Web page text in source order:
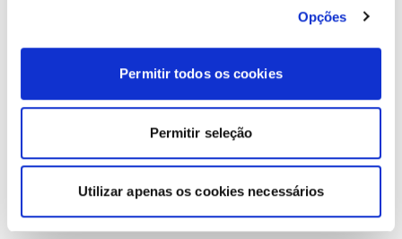
Opções
Permitir todos os cookies
Permitir seleção
Utilizar apenas os cookies necessários